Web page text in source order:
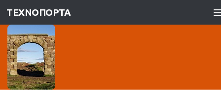
Skip to content
ΤΕΧΝΟΠΟΡΤΑ